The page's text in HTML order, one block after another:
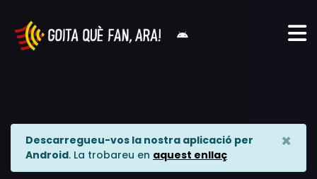
Descarregueu-vos la nostra aplicació per
Android. La trobareu en aquest enllaç
×